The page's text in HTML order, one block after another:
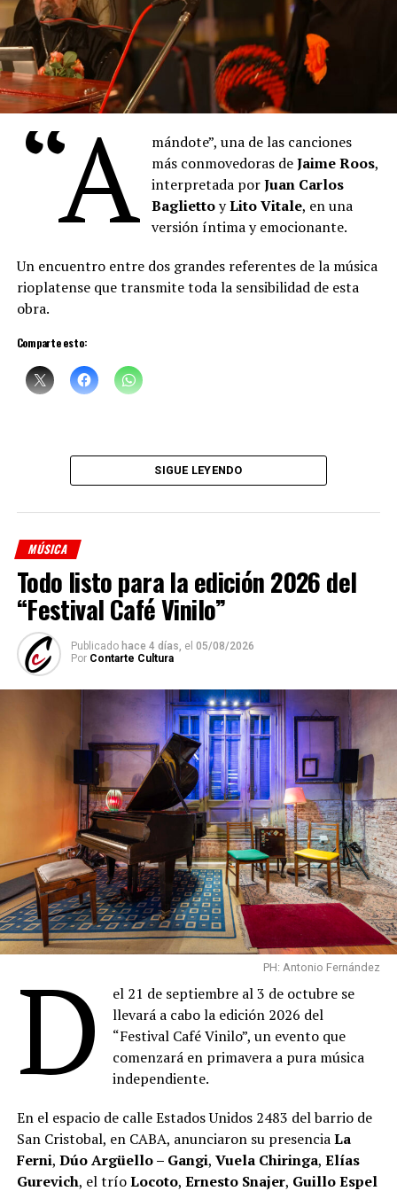
Argentinos”, que evoca la escena final de la vida del
maestro boquense.
“Denisedescribe los pigmentos cuyos nombres se
mezclan con las proas de los barcos del puerto, también
está pintando, con la música, con la voz. Hay algo de la
pintura que empieza a teñir las palabras que
Denise
canta. Un cruce raro de oficios, maravilloso”, sostuvo el
artista plásticoDaniel Santoro .
Denise Sciammarella(investigación y voz)
Geraldina Carnicina
Mariana Atamas
(violín)
Fuente: Medioshábiles Comunicación
Comparte esto:
“A
mándote”, una de las canciones
más conmovedoras deJaime Roos,
interpretada porJuan Carlos
BagliettoyLito Vitale, en una
versión íntima y emocionante.
Un encuentro entre dos grandes referentes de la música
rioplatense que transmite toda la sensibilidad de esta
obra.
Comparte esto:
SIGUE LEYENDO
MÚSICA
Todo listo para la edición 2026 del
“Festival Café Vinilo”
Publicado hace 4 días, el 05/08/2026
Por Contarte Cultura
PH: Antonio Fernández
D
el 21 de septiembre al 3 de octubre se
llevará a cabo la edición 2026 del
“Festival Café Vinilo”, un evento que
comenzará en primavera a pura música
independiente.
En el espacio de calle Estados Unidos 2483 del barrio de
San Cristobal, en CABA, anunciaron su presenciaLa
Ferni, Dúo Argüello – Gangi, Vuela Chiringa, Elías
Gurevich, el tríoLocoto, Ernesto Snajer, Guillo Espel